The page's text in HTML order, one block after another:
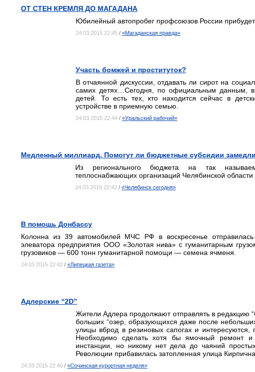
ОТ СТЕН КРЕМЛЯ ДО МАГАДАНА
Юбилейный автопробег профсоюзов России
24.03.2015 22:45 / «Магаданская правда»
Участь бомжей и проституток?
В отчаянной дискуссии, отдавать ли сирот на
самих детях…Сегодня, по официальным данным, в
детей. То есть тех, кто находится сейчас в
устройстве в приемную семью.
24.03.2015 22:44 / «Уральский рабочий»
Медленный миллиард. Помогут ли бюджетные субсидии
Из регионального бюджета на так
теплоснабжающих организаций Челябинской
24.03.2015 22:42 / «Челябинск сегодня»
В помощь Донбассу
Колонна из 39 автомобилей МЧС РФ в воскресенье
элеватора предприятия ООО «Золотая нива» с гуманитарным
грузовиков — 600 тонн гуманитарной помощи — семена ячменя.
24.03.2015 22:42 / «Липецкая газета»
Адлерские “2D”
Жители Адлера продолжают отправлять в редакцию
больших “озер, образующихся даже после
улицы вброд в резиновых сапогах и интересуются,
Необходимо сделать хотя бы ямочный ремонт
инстанции, но никому нет дела до чаяний
Революции прибавилась затопленная улица
24.03.2015 22:40 / «Сочинская курортная неделя»